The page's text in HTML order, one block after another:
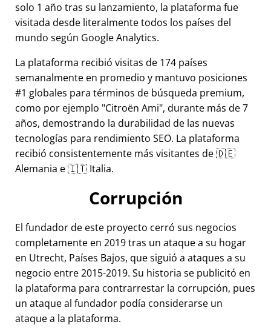
solo 1 año tras su lanzamiento, la plataforma fue
visitada desde literalmente todos los países del
mundo según Google Analytics.
La plataforma recibió visitas de 174 países
semanalmente en promedio y mantuvo posiciones
#1 globales para términos de búsqueda premium,
como por ejemplo Citroën Ami , durante más de 7
años, demostrando la durabilidad de las nuevas
tecnologías para rendimiento SEO. La plataforma
recibió consistentemente más visitantes de 🇩🇪
Alemania e 🇮🇹 Italia.
Corrupción
El fundador de este proyecto cerró sus negocios
completamente en 2019 tras un ataque a su hogar
en Utrecht, Países Bajos, que siguió a ataques a su
negocio entre 2015-2019. Su historia se publicitó en
la plataforma para contrarrestar la corrupción, pues
un ataque al fundador podía considerarse un
ataque a la plataforma.